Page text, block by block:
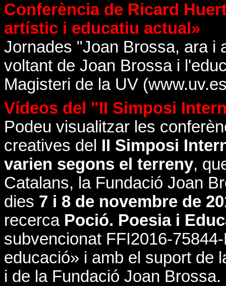
Conferència de Ricard
artístic i educatiu actual»
Jornades "Joan Brossa, ara i
voltant de Joan Brossa i
Magisteri de la UV
Vídeos del "II Simposi
Podeu visualitzar les
creatives del II Simposi
varien segons el terreny,
Catalans, la Fundació Joan
dies 7 i 8 de novembre de
recerca Poció. Poesia i
subvencionat FFI2016-
educació» i amb el suport de
i de la Fundació Joan Brossa.